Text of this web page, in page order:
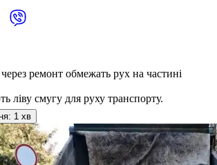
ремонт обмежать рух на частині
ліву смугу для руху транспорту.
1 хв